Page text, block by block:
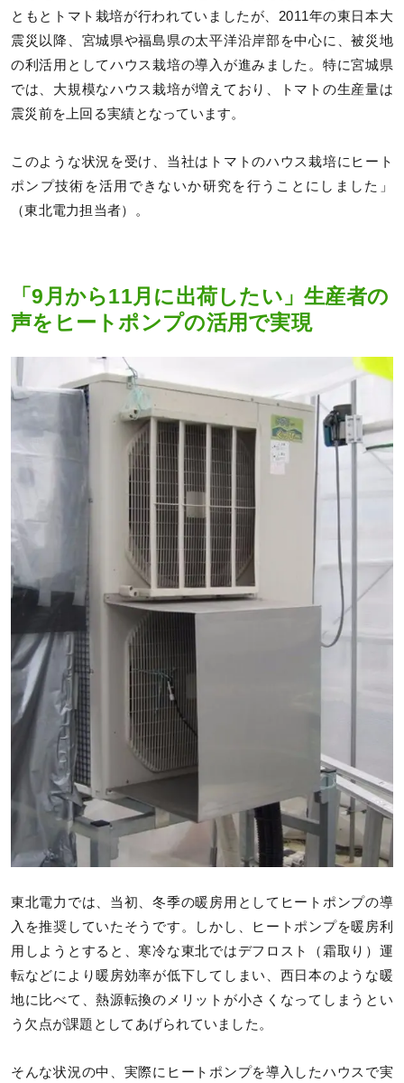
ともとトマト栽培が行われていましたが、2011年の東日本大
震災以降、宮城県や福島県の太平洋沿岸部を中心に、被災地
の利活用としてハウス栽培の導入が進みました。特に宮城県
では、大規模なハウス栽培が増えており、トマトの生産量は
震災前を上回る実績となっています。
このような状況を受け、当社はトマトのハウス栽培にヒート
ポンプ技術を活用できないか研究を行うことにしました」
（東北電力担当者）。
「9月から11月に出荷したい」生産者の
声をヒートポンプの活用で実現
東北電力では、当初、冬季の暖房用としてヒートポンプの導
入を推奨していたそうです。しかし、ヒートポンプを暖房利
用しようとすると、寒冷な東北ではデフロスト（霜取り）運
転などにより暖房効率が低下してしまい、西日本のような暖
地に比べて、熱源転換のメリットが小さくなってしまうとい
う欠点が課題としてあげられていました。
そんな状況の中、実際にヒートポンプを導入したハウスで実